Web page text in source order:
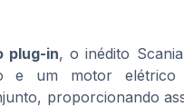
plug-in, o inédito
e um motor elétrico
proporcionando